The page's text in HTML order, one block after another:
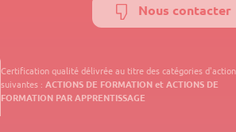
Nous contacter
Certification qualité délivrée au titre des catégories
suivantes : ACTIONS DE FORMATION et ACTIONS DE
FORMATION PAR APPRENTISSAGE